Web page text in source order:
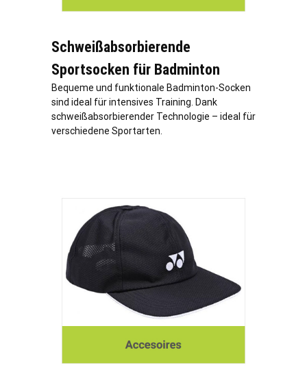
Schweißabsorbierende
Sportsocken für Badminton
Bequeme und funktionale Badminton-Socken
sind ideal für intensives Training. Dank
schweißabsorbierender Technologie – ideal für
verschiedene Sportarten.